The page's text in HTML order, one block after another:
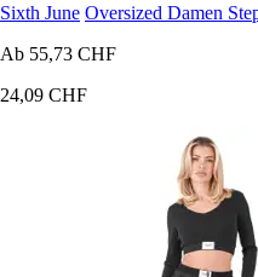
Sixth June Oversized Damen
Ab 55,73 CHF
24,09 CHF